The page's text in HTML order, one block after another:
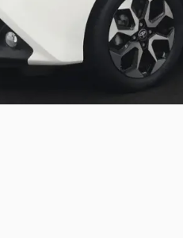
Seldenrijk
· Harderwijk
Bekijk aanbieding →
Vergelijk